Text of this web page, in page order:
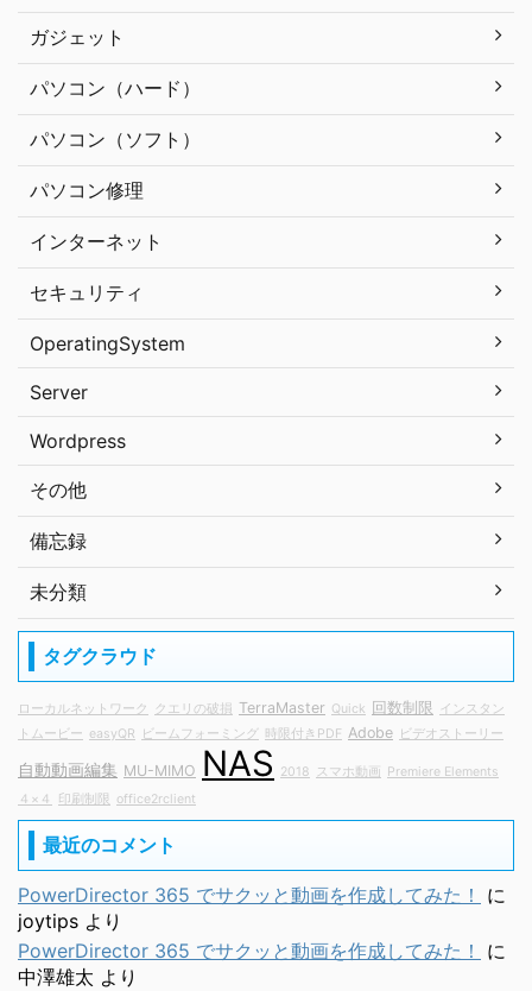
ガジェット
パソコン（ハード）
パソコン（ソフト）
パソコン修理
インターネット
セキュリティ
OperatingSystem
Server
Wordpress
その他
備忘録
未分類
タグクラウド
ローカルネットワーク クエリの破損 TerraMaster Quick 回数制限
インスタン
トムービー easyQR ビームフォーミング 時限付きPDF Adobe ビデオストーリー
自動動画編集 MU-MIMO NAS 2018 スマホ動画
Premiere Elements
４×４
印刷制限 office2rclient
最近のコメント
PowerDirector 365 でサクッと動画を作成してみた！
に
joytips より
PowerDirector 365 でサクッと動画を作成してみた！
に
中澤雄太 より